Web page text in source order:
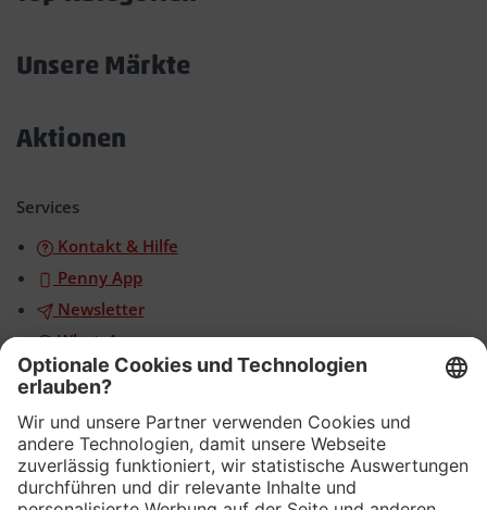
Unsere Märkte
Aktionen
Services
Kontakt & Hilfe
Penny App
Newsletter
WhatsApp
App